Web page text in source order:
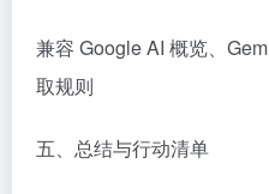
兼容 Google AI 概览、
取规则
五、总结与行动清单